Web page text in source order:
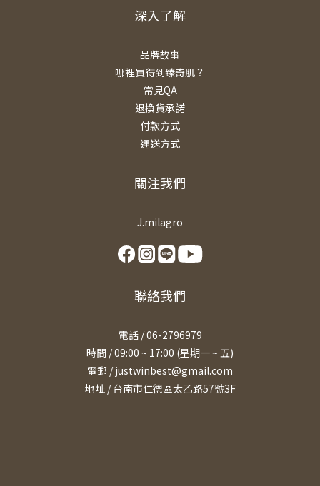
深入了解
品牌故事
哪裡買得到臻奇肌？
常見QA
退換貨承諾
付款方式
運送方式
關注我們
J.milagro
聯絡我們
電話 / 06-2796979
時間 / 09:00 ~ 17:00 (星期一 ~ 五)
電郵 / justwinbest@gmail.com
地址 /台南市仁德區太乙路57號3F